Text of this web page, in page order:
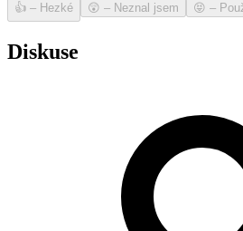
👍 – Hezké 😲 – Neznal jsem 😝 –
Diskuse